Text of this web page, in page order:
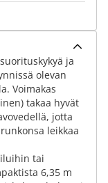
ja
olevan
Voimakas
takaa hyvät
jotta
leikkaa
tai
6,35 m